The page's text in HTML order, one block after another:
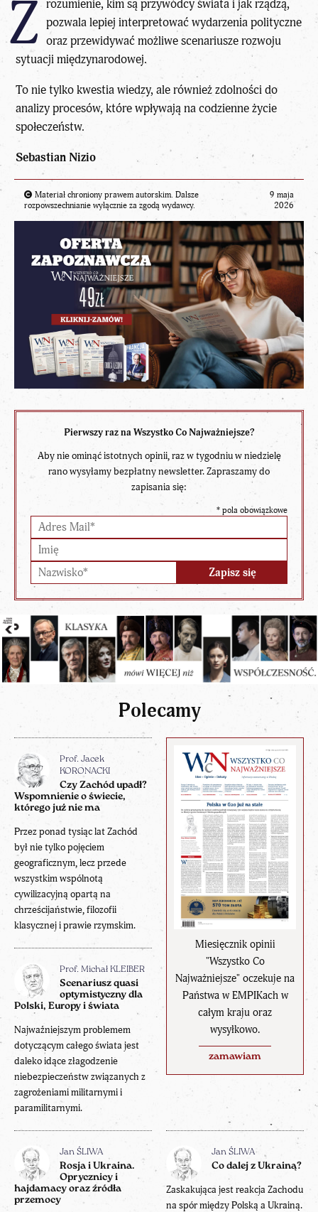
Z rozumienie, kim są przywódcy świata i jak rządzą,
pozwala lepiej interpretować wydarzenia polityczne
oraz przewidywać możliwe scenariusze rozwoju
sytuacji międzynarodowej.
To nie tylko kwestia wiedzy, ale również zdolności do
analizy procesów, które wpływają na codzienne życie
społeczeństw.
Sebastian Nizio
Materiał chroniony prawem autorskim. Dalsze
rozpowszechnianie wyłącznie za zgodą wydawcy.
9 maja
2026
Pierwszy raz na Wszystko Co Najważniejsze?
Aby nie ominąć istotnych opinii, raz w tygodniu w niedzielę
rano wysyłamy bezpłatny newsletter. Zapraszamy do
zapisania się:
* pola obowiązkowe
Polecamy
Miesięcznik opinii
"Wszystko Co
Najważniejsze" oczekuje na
Państwa w EMPIKach w
całym kraju oraz
wysyłkowo.
zamawiam
Prof. Jacek
KORONACKI
Czy Zachód upadł?
Wspomnienie o świecie,
którego już nie ma
Przez ponad tysiąc lat Zachód
był nie tylko pojęciem
geograficznym, lecz przede
wszystkim wspólnotą
cywilizacyjną opartą na
chrześcijaństwie, filozofii
klasycznej i prawie rzymskim.
Prof. Michał KLEIBER
Scenariusz quasi
optymistyczny dla
Polski, Europy i świata
Najważniejszym problemem
dotyczącym całego świata jest
daleko idące złagodzenie
niebezpieczeństw związanych z
zagrożeniami militarnymi i
paramilitarnymi.
Jan ŚLIWA
Rosja i Ukraina.
Oprycznicy i
hajdamacy oraz źródła
przemocy
Jan ŚLIWA
Co dalej z Ukrainą?
Zaskakująca jest reakcja Zachodu
na spór między Polską a Ukrainą.